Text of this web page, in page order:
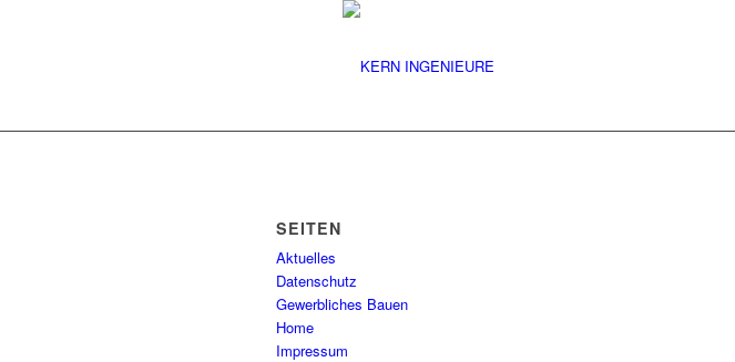
SEITEN
Aktuelles
Datenschutz
Gewerbliches Bauen
Home
Impressum